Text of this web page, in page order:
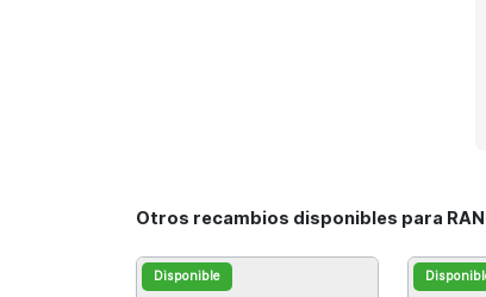
Otros recambios disponibles para
Disponible